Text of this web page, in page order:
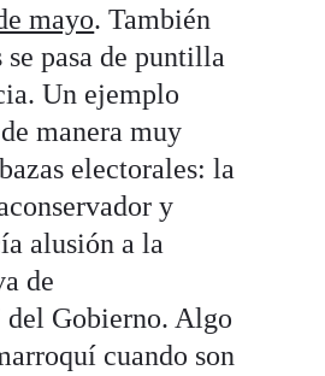
mayo. También
pasa de puntilla
Un ejemplo
de manera muy
electorales: la
y
alusión a la
de
del Gobierno. Algo
cuando son